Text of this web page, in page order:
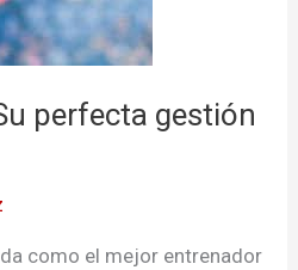
perfecta gestión
como el mejor entrenador